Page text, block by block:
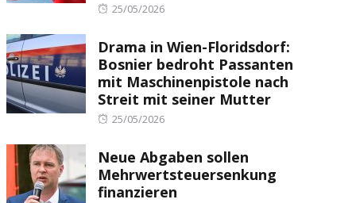
Posted
25/05/2026
Drama in Wien-Floridsdorf:
Bosnier bedroht Passanten
mit Maschinenpistole nach
Streit mit seiner Mutter
Posted
25/05/2026
Neue Abgaben sollen
Mehrwertsteuersenkung
finanzieren